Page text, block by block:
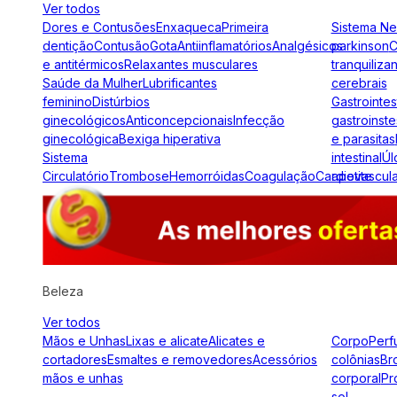
Ver todos
Dores e ContusõesEnxaquecaPrimeira
dentiçãoContusãoGotaAntiinflamatóriosAnalgésicos
e antitérmicosRelaxantes musculares
Saúde da MulherLubrificantes
femininoDistúrbios
ginecológicosAnticoncepcionaisInfecção
ginecológicaBexiga hiperativa
Sistema
CirculatórioTromboseHemorróidasCoagulação
Sistema
parkinson
cerebrais
e parasitas
intestinal
apetite
Beleza
Ver todos
Mãos e UnhasLixas e alicateAlicates e
cortadoresEsmaltes e removedoresAcessórios
mãos e unhas
Corpo
colônias
corporal